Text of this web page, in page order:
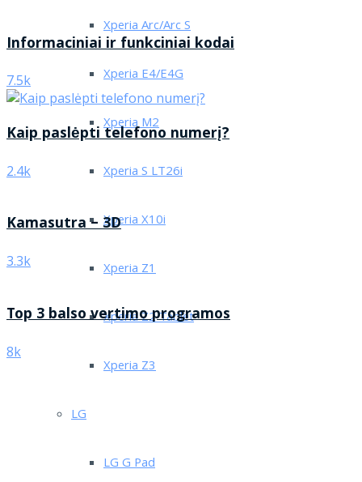
Xperia Arc/Arc S
Xperia E4/E4G
Xperia M2
Xperia S LT26i
Xperia X10i
Xperia Z1
Xperia Z2 Tablet
Xperia Z3
LG
LG G Pad
Informaciniai ir funkciniai kodai
7.5k
Kaip paslėpti telefono numerį?
2.4k
Kamasutra – 3D
3.3k
Top 3 balso vertimo programos
8k